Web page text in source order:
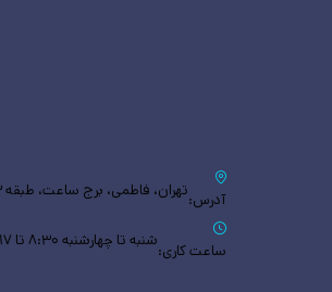
آدرس:تهران، فاطمی، برج ساعت، طبقه ۳، واحد ۳۱
ساعت کاری:شنبه تا چهارشنبه ۸:۳۰ تا ۱۷ و پنج‌شنبه ۸:۳۰ تا ۱۳